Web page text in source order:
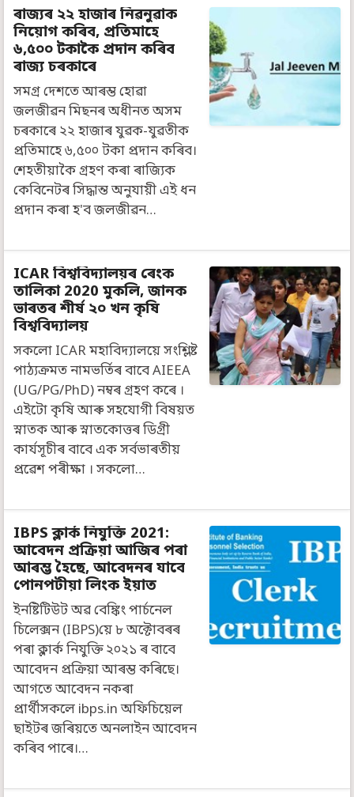
ৰাজ্যৰ ২২ হাজাৰ নিৱনুৱাক
নিয়োগ কৰিব, প্ৰতিমাহে
৬,৫০০ টকাকৈ প্ৰদান কৰিব
ৰাজ্য চৰকাৰে
সমগ্র দেশতে আৰম্ভ হোৱা
জলজীৱন মিছনৰ অধীনত অসম
চৰকাৰে ২২ হাজাৰ যুৱক-যুৱতীক
প্ৰতিমাহে ৬,৫০০ টকা প্ৰদান কৰিব।
শেহতীয়াকৈ গ্রহণ কৰা ৰাজ্যিক
কেবিনেটৰ সিদ্ধান্ত অনুযায়ী এই ধন
প্ৰদান কৰা হ'ব জলজীৱন…
ICAR বিশ্ববিদ্যালয়ৰ ৰেংক
তালিকা 2020 মুকলি, জানক
ভাৰতৰ শীৰ্ষ ২০ খন কৃষি
বিশ্ববিদ্যালয়
সকলো ICAR মহাবিদ্যালয়ে সংশ্লিষ্ট
পাঠ্যক্ৰমত নামভৰ্তিৰ বাবে AIEEA
(UG/PG/PhD) নম্বৰ গ্ৰহণ কৰে ।
এইটো কৃষি আৰু সহযোগী বিষয়ত
স্নাতক আৰু স্নাতকোত্তৰ ডিগ্ৰী
কাৰ্যসূচীৰ বাবে এক সৰ্বভাৰতীয়
প্ৰৱেশ পৰীক্ষা । সকলো…
IBPS ক্লাৰ্ক নিযুক্তি 2021:
আবেদন প্ৰক্ৰিয়া আজিৰ পৰা
আৰম্ভ হৈছে, আবেদনৰ যাবে
পোনপটীয়া লিংক ইয়াত
ইনষ্টিটিউট অৱ বেঙ্কিং পাৰ্চনেল
চিলেক্সন (IBPS)য়ে ৮ অক্টোবৰৰ
পৰা ক্লাৰ্ক নিযুক্তি ২০২১ ৰ বাবে
আবেদন প্ৰক্ৰিয়া আৰম্ভ কৰিছে।
আগতে আবেদন নকৰা
প্ৰাৰ্থীসকলে ibps.in অফিচিয়েল
ছাইটৰ জৰিয়তে অনলাইন আবেদন
কৰিব পাৰে।…